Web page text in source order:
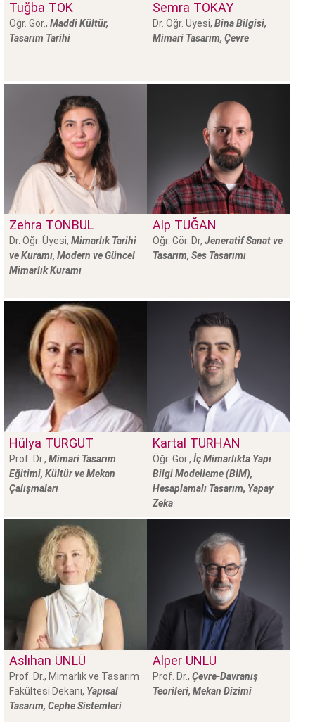
Tuğba TOK
Öğr. Gör., Maddi Kültür,
Tasarım Tarihi
Semra TOKAY
Dr. Öğr. Üyesi, Bina Bilgisi,
Mimari Tasarım, Çevre
Zehra TONBUL
Dr. Öğr. Üyesi, Mimarlık Tarihi
ve Kuramı, Modern ve Güncel
Mimarlık Kuramı
Alp TUĞAN
Öğr. Gör. Dr, Jeneratif Sanat ve
Tasarım, Ses Tasarımı
Hülya TURGUT
Prof. Dr., Mimari Tasarım
Eğitimi, Kültür ve Mekan
Çalışmaları
Kartal TURHAN
Öğr. Gör., İç Mimarlıkta Yapı
Bilgi Modelleme (BIM),
Hesaplamalı Tasarım, Yapay
Zeka
Aslıhan ÜNLÜ
Prof. Dr., Mimarlık ve Tasarım
Fakültesi Dekanı, Yapısal
Tasarım, Cephe Sistemleri
Alper ÜNLÜ
Prof. Dr., Çevre-Davranış
Teorileri, Mekan Dizimi